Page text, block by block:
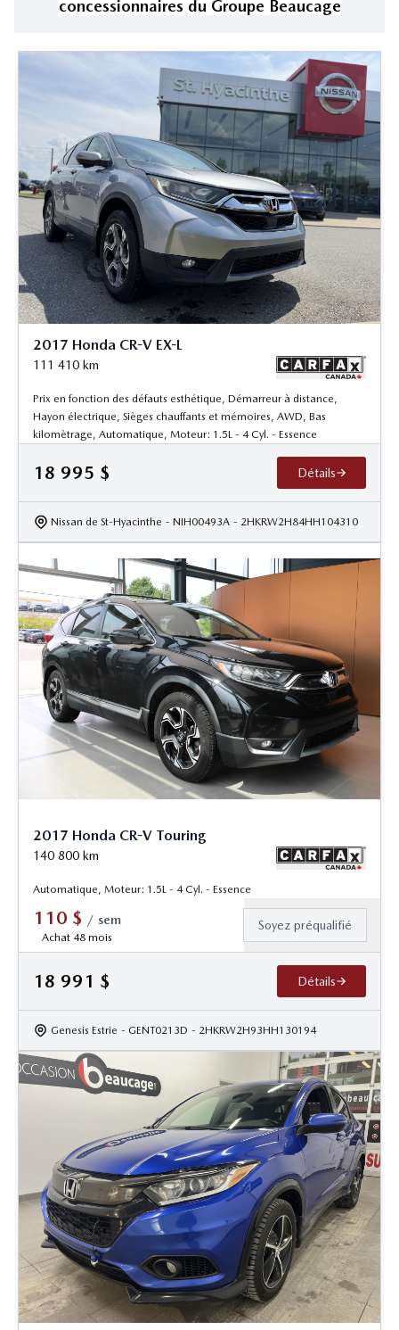
concessionnaires du Groupe Beaucage
2017 Honda CR-V EX-L
111 410 km
Prix en fonction des défauts esthétique, Démarreur à distance,
Hayon électrique, Sièges chauffants et mémoires, AWD, Bas
kilomètrage, Automatique, Moteur: 1.5L - 4 Cyl. - Essence
18 995 $ Détails
Nissan de St-Hyacinthe - NIH00493A - 2HKRW2H84HH104310
2017 Honda CR-V Touring
140 800 km
Automatique, Moteur: 1.5L - 4 Cyl. - Essence
110 $ / sem
Achat 48 mois
Soyez préqualifié
18 991 $ Détails
Genesis Estrie - GENT0213D - 2HKRW2H93HH130194